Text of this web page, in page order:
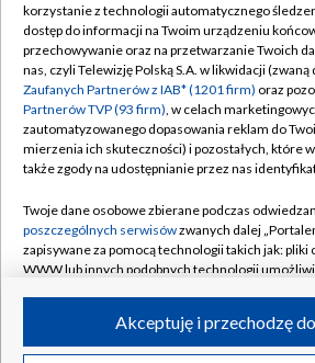
TVP
Abonament TVP
Emisja w TVP
Centrum informacji TVP
Naziemna Telewizja Cyfrowa
Rada Programowa
System NOS
Informacje o nadawcy
Program dla prasy
Regulamin TVP
Polityka
Moje zgody
Pomoc
Kontakt
Kanały
©2026 Telewizja Polska S.A.
korzystanie z technologii automatycznego
dostęp do informacji na Twoim urządzeniu
przechowywanie oraz na przetwarzanie Twoich
nas, czyli Telewizję Polską S.A. w likwidacji (zwaną
Zaufanych Partnerów z IAB* (1201 firm) oraz
Partnerów TVP (93 firm), w celach
zautomatyzowanego dopasowania reklam do
mierzenia ich skuteczności) i pozostałych, które
także zgody na udostępnianie przez nas
Twoje dane osobowe zbierane podczas
poszczególnych serwisówzwanych dalej
zapisywane za pomocą technologii takich jak:
WWW lub innych podobnych technologii
ruchu w Internecie.Akceptuję i przechodzę